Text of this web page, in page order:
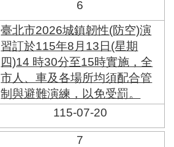
6
臺北市2026城鎮韌性(防空)演
習訂於115年8月13日(星期
四)14 時30分至15時實施，全
市人、車及各場所均須配合管
制與避難演練，以免受罰。
115-07-20
7